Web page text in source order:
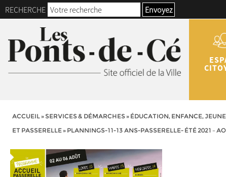
RECHERCHE Envoyez
ACCUEIL» SERVICES & DÉMARCHES» ÉDUCATION, ENFANCE,
ET PASSERELLE» PLANNINGS-11-13 ANS-PASSERELLE- ÉTÉ 2021 –